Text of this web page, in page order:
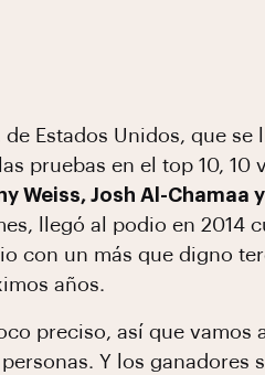
de Estados Unidos, que se
pruebas en el top 10, 10
Weiss, Josh Al-Chamaa
llegó al podio en 2014
con un más que digno
años.
preciso, así que vamos
Y los ganadores